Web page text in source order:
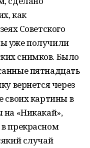
как
Советского
уже получили
снимков. Было
пятнадцать
вернется через
своих картины в
«Никакай»,
прекрасном
случай